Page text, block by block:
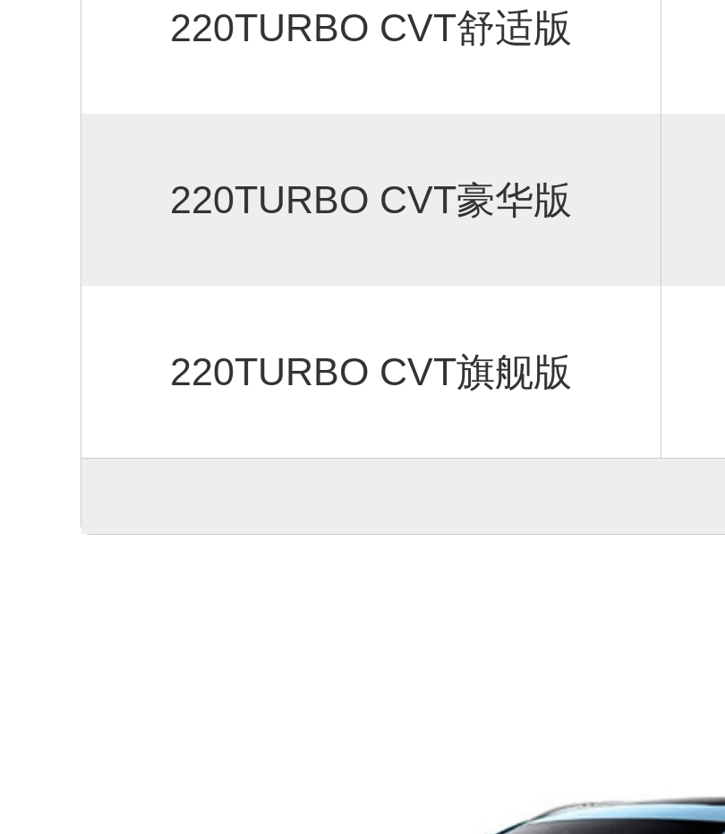
220TURBO CVT舒适版
220TURBO CVT豪华版
220TURBO CVT旗舰版